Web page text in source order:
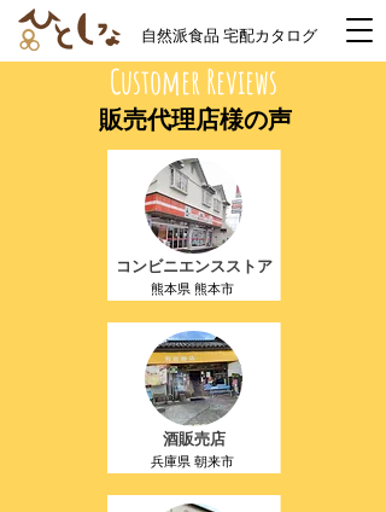
自然派食品 宅配カタログ
Customer Reviews
販売代理店様の声
コンビニエンスストア
熊本県 熊本市
酒販売店
兵庫県 朝来市